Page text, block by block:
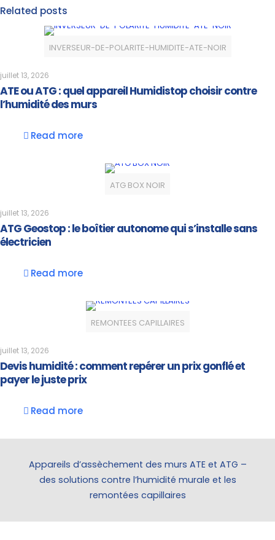
Related posts
INVERSEUR-DE-POLARITE-HUMIDITE-ATE-NOIR
juillet 13, 2026
ATE ou ATG : quel appareil Humidistop choisir contre
l’humidité des murs
Read more
ATG BOX NOIR
juillet 13, 2026
ATG Geostop : le boîtier autonome qui s’installe sans
électricien
Read more
REMONTEES CAPILLAIRES
juillet 13, 2026
Devis humidité : comment repérer un prix gonflé et
payer le juste prix
Read more
Appareils d’assèchement des murs ATE et ATG –
des solutions contre l’humidité murale et les
remontées capillaires